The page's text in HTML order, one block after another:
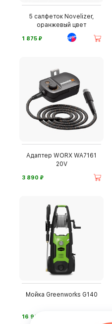
5 салфеток Novelizer,
оранжевый цвет
1 875 ⃏
Адаптер WORX WA7161
20V
3 890 ⃏
Мойка Greenworks G140
16 990